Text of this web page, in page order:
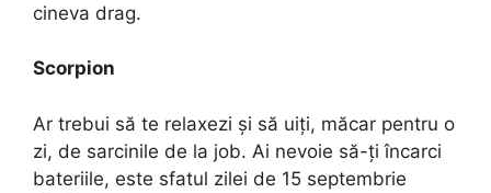
cineva drag.
Scorpion
Ar trebui să te relaxezi și să uiți, măcar pentru o
zi, de sarcinile de la job. Ai nevoie să-ți încarci
bateriile, este sfatul zilei de 15 septembrie